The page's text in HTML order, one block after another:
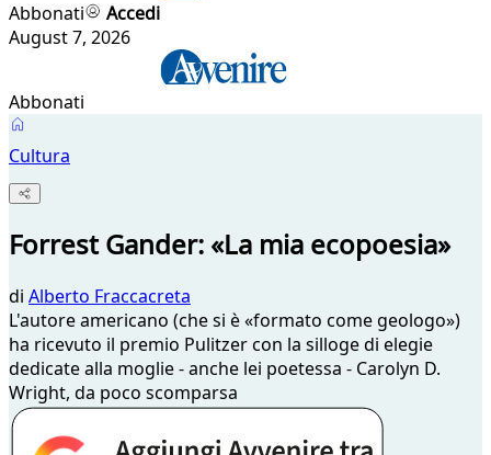
Abbonati
Accedi
August 7, 2026
Abbonati
Cultura
Forrest Gander: «La mia ecopoesia»
di Alberto Fraccacreta
L'autore americano (che si è «formato come geologo»)
ha ricevuto il premio Pulitzer con la silloge di elegie
dedicate alla moglie - anche lei poetessa - Carolyn D.
Wright, da poco scomparsa